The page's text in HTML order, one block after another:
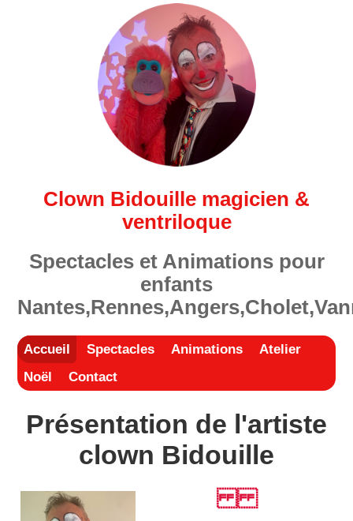
Clown Bidouille magicien &
ventriloque
Spectacles et Animations pour
enfants
Accueil Spectacles Animations
Atelier
Noël
Contact
Présentation de l'artiste
clown Bidouille